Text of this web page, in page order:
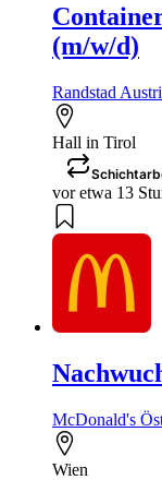
(m/w/d)
Randstad
Hall in Tirol
vor etwa 13
McDonald's
Wien